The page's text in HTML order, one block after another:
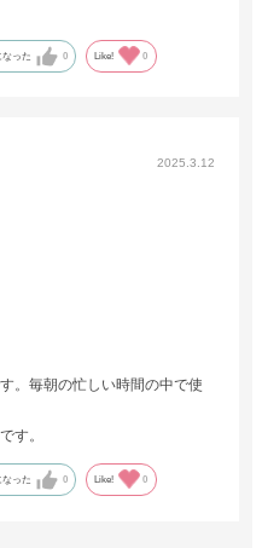
なった 0 Like! 0
2025.3.12
。毎朝の忙しい時間の中で使
す。
なった 0 Like! 0